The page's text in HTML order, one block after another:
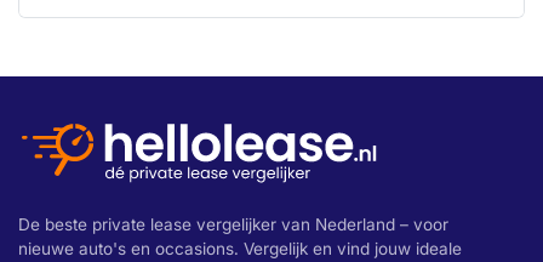
De beste private lease vergelijker van Nederland – voor
nieuwe auto's en occasions. Vergelijk en vind jouw ideale